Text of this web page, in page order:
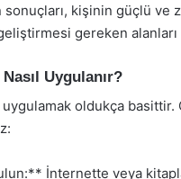
kişinin güçlü ve
gereken
Uygulanır?
uygulamak oldukça
İnternette veya